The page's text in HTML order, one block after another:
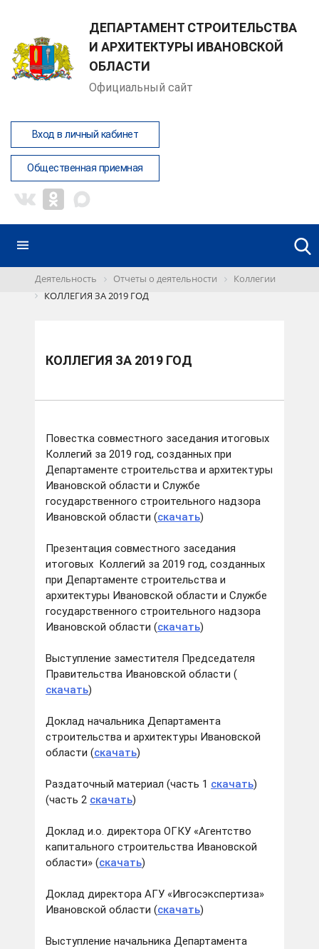
ДЕПАРТАМЕНТ СТРОИТЕЛЬСТВА
И АРХИТЕКТУРЫ ИВАНОВСКОЙ
ОБЛАСТИ
Официальный сайт
Вход в личный кабинет
Общественная приемная
Деятельность Отчеты о деятельности
Коллегии
КОЛЛЕГИЯ ЗА 2019 ГОД
КОЛЛЕГИЯ ЗА 2019 ГОД
Повестка совместного заседания итоговых
Коллегий за 2019 год, созданных при
Департаменте строительства и архитектуры
Ивановской области и Службе
государственного строительного надзора
Ивановской области (скачать)
Презентация совместного заседания
итоговых Коллегий за 2019 год, созданных
при Департаменте строительства и
архитектуры Ивановской области и Службе
государственного строительного надзора
Ивановской области (скачать)
Выступление заместителя Председателя
Правительства Ивановской области (
скачать)
Доклад начальника Департамента
строительства и архитектуры Ивановской
области (скачать)
Раздаточный материал (часть 1 скачать)
(часть 2 скачать)
Доклад и.о. директора ОГКУ «Агентство
капитального строительства Ивановской
области» (скачать)
Доклад директора АГУ «Ивгосэкспертиза»
Ивановской области (скачать)
Выступление начальника Департамента